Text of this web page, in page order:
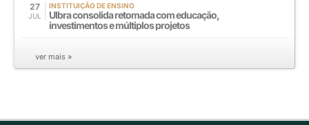
27
JUL
INSTITUIÇÃO DE ENSINO
Ulbra consolida retomada com educação,
investimentos e múltiplos projetos
ver mais »